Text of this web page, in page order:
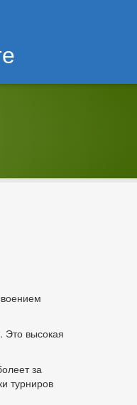
Это высокая
за
турниров